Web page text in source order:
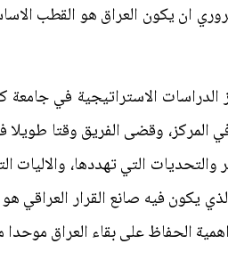
ان يكون العراق هو القطب
الدراسات الاستراتيجية في
وقضى الفريق وقتا طويلا
التي تهددها، والاليات
فيه صانع القرار العراقي هو
الحفاظ على بقاء العراق موحدا